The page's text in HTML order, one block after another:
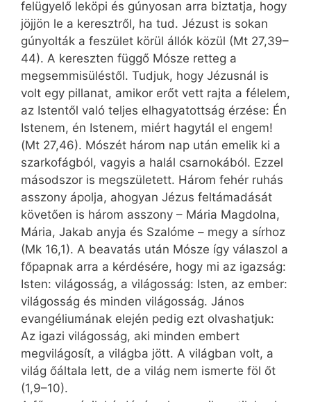
felügyelő leköpi és gúnyosan arra biztatja, hogy
jöjjön le a keresztről, ha tud. Jézust is sokan
gúnyolták a feszület körül állók közül (Mt 27,39–
44). A kereszten függő Mósze retteg a
megsemmisüléstől. Tudjuk, hogy Jézusnál is
volt egy pillanat, amikor erőt vett rajta a félelem,
az Istentől való teljes elhagyatottság érzése: Én
Istenem, én Istenem, miért hagytál el engem!
(Mt 27,46). Mószét három nap után emelik ki a
szarkofágból, vagyis a halál csarnokából. Ezzel
másodszor is megszületett. Három fehér ruhás
asszony ápolja, ahogyan Jézus feltámadását
követően is három asszony – Mária Magdolna,
Mária, Jakab anyja és Szalóme – megy a sírhoz
(Mk 16,1). A beavatás után Mósze így válaszol a
főpapnak arra a kérdésére, hogy mi az igaz­ság:
Isten: világosság, a világosság: Isten, az ember:
világosság és minden világosság. János
evangéliumának elején pedig ezt olvashatjuk:
Az igazi világosság, aki minden embert
megvilágosít, a világba jött. A világban volt, a
világ őáltala lett, de a világ nem ismerte föl őt
(1,9–10).